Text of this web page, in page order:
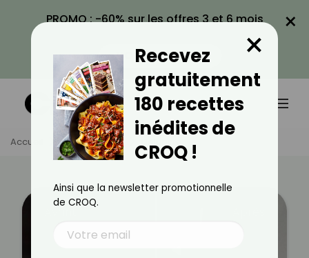
PROMO : -60% sur les offres 3 et 6 mois
VOIR LA PROMO
×
Accueil Témoignages
Recevez
gratuitement
180 recettes
inédites de
CROQ !
×
Ainsi que la newsletter promotionnelle
de CROQ.